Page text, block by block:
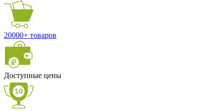
20000+ товаров
Доступные цены